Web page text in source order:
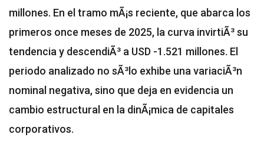
millones. En el tramo mÃ¡s reciente, que abarca los
primeros once meses de 2025, la curva invirtiÃ³ su
tendencia y descendiÃ³ a USD -1.521 millones. El
periodo analizado no sÃ³lo exhibe una variaciÃ³n
nominal negativa, sino que deja en evidencia un
cambio estructural en la dinÃ¡mica de capitales
corporativos.